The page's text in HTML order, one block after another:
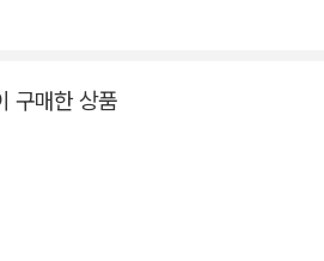
임하였습니다. <수학도둑> <창의사고
구매한 상품